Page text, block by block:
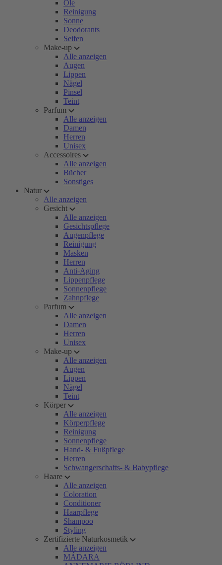
Öle
Reinigung
Sonne
Deodorants
Seifen
Make-up
Alle anzeigen
Augen
Lippen
Nägel
Pinsel
Teint
Parfum
Alle anzeigen
Damen
Herren
Unisex
Accessoires
Alle anzeigen
Bücher
Sonstiges
Natur
Alle anzeigen
Gesicht
Alle anzeigen
Gesichtspflege
Augenpflege
Reinigung
Masken
Herren
Anti-Aging
Lippenpflege
Sonnenpflege
Zahnpflege
Parfum
Alle anzeigen
Damen
Herren
Unisex
Make-up
Alle anzeigen
Augen
Lippen
Nägel
Teint
Körper
Alle anzeigen
Körperpflege
Reinigung
Sonnenpflege
Hand- & Fußpflege
Herren
Schwangerschafts- & Babypflege
Haare
Alle anzeigen
Coloration
Conditioner
Haarpflege
Shampoo
Styling
Zertifizierte Naturkosmetik
Alle anzeigen
MÁDARA